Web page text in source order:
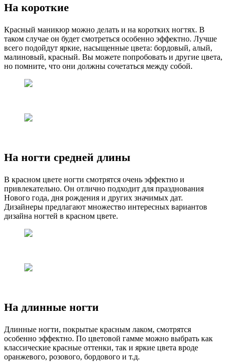
На короткие
Красный маникюр можно делать и на коротких ногтях. В
таком случае он будет смотреться особенно эффектно. Лучше
всего подойдут яркие, насыщенные цвета: бордовый, алый,
малиновый, красный. Вы можете попробовать и другие цвета,
но помните, что они должны сочетаться между собой.
На ногти средней длины
В красном цвете ногти смотрятся очень эффектно и
привлекательно. Он отлично подходит для празднования
Нового года, дня рождения и других значимых дат.
Дизайнеры предлагают множество интересных вариантов
дизайна ногтей в красном цвете.
На длинные ногти
Длинные ногти, покрытые красным лаком, смотрятся
особенно эффектно. По цветовой гамме можно выбрать как
классические красные оттенки, так и яркие цвета вроде
оранжевого, розового, бордового и т.д.